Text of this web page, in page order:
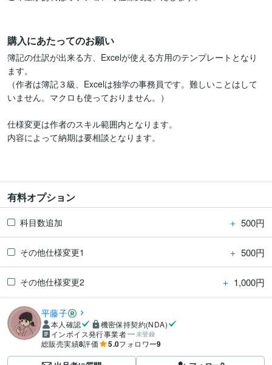
購入にあたってのお願い
簿記の仕訳が出来る方、Excelが使える方用のテンプレートとなり
ます。
（作者は簿記３級、Excelは独学の事務員です。難しいことはして
いません。マクロも使っておりません。）
仕様変更は作者のスキル範囲内となります。
内容によって納期は要相談となります。
有料オプション
科目数追加 ＋ 500円
その他仕様変更1 ＋ 500円
その他仕様変更2 ＋ 1,000円
平藤子
本人確認
機密保持契約(NDA)
インボイス発行事業者
未登録
総販売実績8評価 5.0フォロワー9